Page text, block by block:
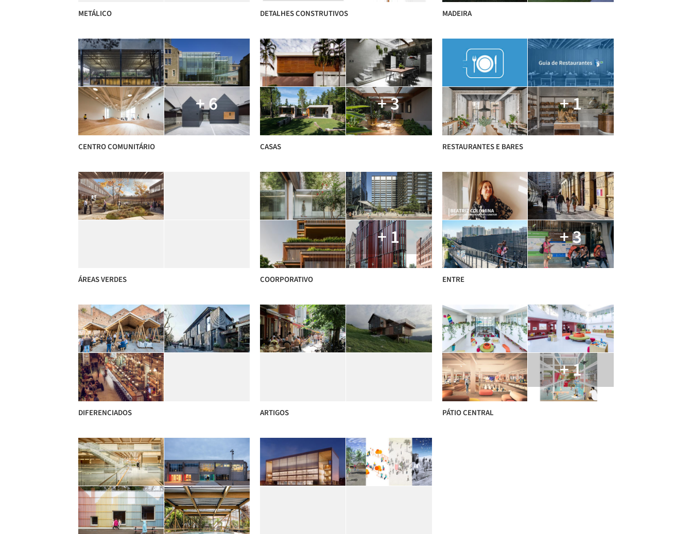
METÁLICO DETALHES CONSTRUTIVOS MADEIRA
+ 6
CENTRO COMUNITÁRIO
+ 3
CASAS
+ 1
RESTAURANTES E BARES
ÁREAS VERDES
+ 1
COORPORATIVO
+ 3
ENTRE
DIFERENCIADOS ARTIGOS
+ 1
PÁTIO CENTRAL